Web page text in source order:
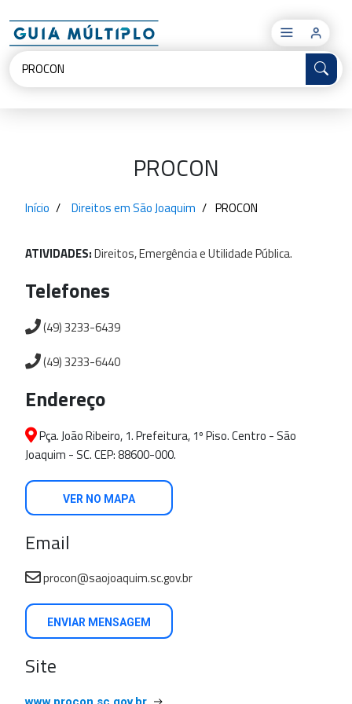
×
PROCON
Início Direitos em São Joaquim PROCON
ATIVIDADES:Direitos,EmergênciaeUtilidadePública.
Telefones
(49) 3233-6439
(49) 3233-6440
Endereço
Pça. João Ribeiro, 1. Prefeitura, 1º Piso. Centro - São
Joaquim - SC. CEP: 88600-000.
VER NO MAPA
Email
procon@saojoaquim.sc.gov.br
ENVIAR MENSAGEM
Site